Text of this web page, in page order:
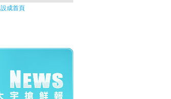
設成首頁